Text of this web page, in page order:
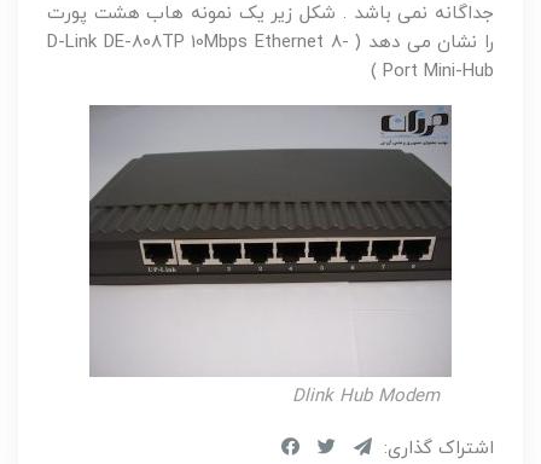
جداگانه نمى باشد . شکل زیر یک نمونه هاب هشت پورت
را نشان مى دهد ( D-Link DE-808TP 10Mbps Ethernet 8-
Port Mini-Hub )
Dlink Hub Modem
اشتراک گذاری: